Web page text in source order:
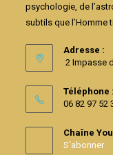
psychologie, de
subtils que l’Homme
Adresse :
2 Impasse
Téléphone :
06 82 97 52
Chaîne
S'abonner